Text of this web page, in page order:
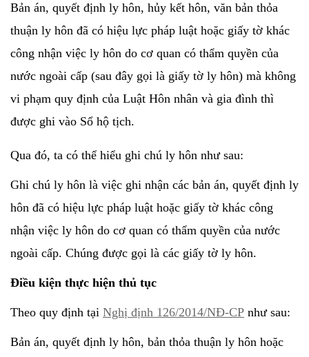
Bản án, quyết định ly hôn, hủy kết hôn, văn bản thỏa
thuận ly hôn đã có hiệu lực pháp luật hoặc giấy tờ khác
công nhận việc ly hôn do cơ quan có thẩm quyền của
nước ngoài cấp (sau đây gọi là giấy tờ ly hôn) mà không
vi phạm quy định của Luật Hôn nhân và gia đình thì
được ghi vào Sổ hộ tịch.
Qua đó, ta có thể hiểu ghi chú ly hôn như sau:
Ghi chú ly hôn là việc ghi nhận các bản án, quyết định ly
hôn đã có hiệu lực pháp luật hoặc giấy tờ khác công
nhận việc ly hôn do cơ quan có thẩm quyền của nước
ngoài cấp. Chúng được gọi là các giấy tờ ly hôn.
Điều kiện thực hiện thủ tục
Theo quy định tại Nghị định 126/2014/NĐ-CP như sau:
Bản án, quyết định ly hôn, bản thỏa thuận ly hôn hoặc